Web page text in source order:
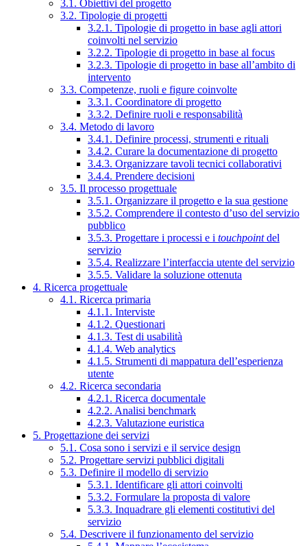
3.1. Obiettivi del progetto
3.2. Tipologie di progetti
3.2.1. Tipologie di progetto in base agli attori
coinvolti nel servizio
3.2.2. Tipologie di progetto in base al focus
3.2.3. Tipologie di progetto in base all’ambito di
intervento
3.3. Competenze, ruoli e figure coinvolte
3.3.1. Coordinatore di progetto
3.3.2. Definire ruoli e responsabilità
3.4. Metodo di lavoro
3.4.1. Definire processi, strumenti e rituali
3.4.2. Curare la documentazione di progetto
3.4.3. Organizzare tavoli tecnici collaborativi
3.4.4. Prendere decisioni
3.5. Il processo progettuale
3.5.1. Organizzare il progetto e la sua gestione
3.5.2. Comprendere il contesto d’uso del servizio
pubblico
3.5.3. Progettare i processi e i touchpointdel
servizio
3.5.4. Realizzare l’interfaccia utente del servizio
3.5.5. Validare la soluzione ottenuta
4. Ricerca progettuale
4.1. Ricerca primaria
4.1.1. Interviste
4.1.2. Questionari
4.1.3. Test di usabilità
4.1.4. Web analytics
4.1.5. Strumenti di mappatura dell’esperienza
utente
4.2. Ricerca secondaria
4.2.1. Ricerca documentale
4.2.2. Analisi benchmark
4.2.3. Valutazione euristica
5. Progettazione dei servizi
5.1. Cosa sono i servizi e il service design
5.2. Progettare servizi pubblici digitali
5.3. Definire il modello di servizio
5.3.1. Identificare gli attori coinvolti
5.3.2. Formulare la proposta di valore
5.3.3. Inquadrare gli elementi costitutivi del
servizio
5.4. Descrivere il funzionamento del servizio